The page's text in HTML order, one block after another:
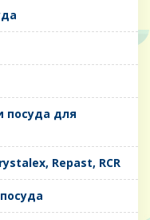
посуда для
Repast, RCR